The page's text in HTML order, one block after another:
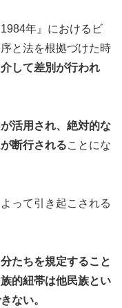
年』におけるビ
と法を根拠づけた時
して差別が行われ
活用され、絶対的な
断行されることにな
って引き起こされる
たちを規定すること
的紐帯は他民族とい
ない。